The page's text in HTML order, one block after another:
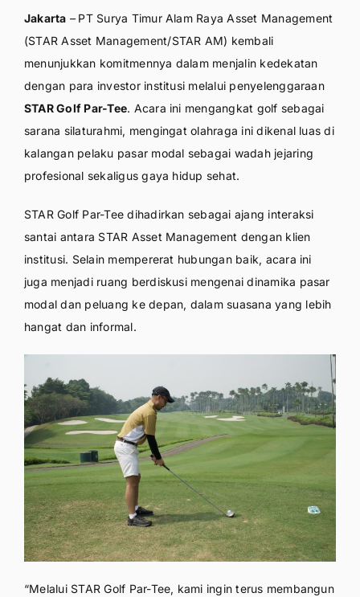
Jakarta –PT Surya Timur Alam Raya Asset Management
(STAR Asset Management/STAR AM) kembali
menunjukkan komitmennya dalam menjalin kedekatan
dengan para investor institusi melalui penyelenggaraan
STAR Golf Par-Tee. Acara ini mengangkat golf sebagai
sarana silaturahmi, mengingat olahraga ini dikenal luas di
kalangan pelaku pasar modal sebagai wadah jejaring
profesional sekaligus gaya hidup sehat.
STAR Golf Par-Tee dihadirkan sebagai ajang interaksi
santai antara STAR Asset Management dengan klien
institusi. Selain mempererat hubungan baik, acara ini
juga menjadi ruang berdiskusi mengenai dinamika pasar
modal dan peluang ke depan, dalam suasana yang lebih
hangat dan informal.
“Melalui STAR Golf Par-Tee, kami ingin terus membangun